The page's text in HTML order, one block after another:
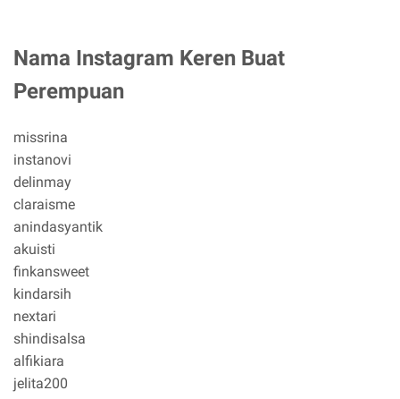
Nama Instagram Keren Buat
Perempuan
missrina
instanovi
delinmay
claraisme
anindasyantik
akuisti
finkansweet
kindarsih
nextari
shindisalsa
alfikiara
jelita200